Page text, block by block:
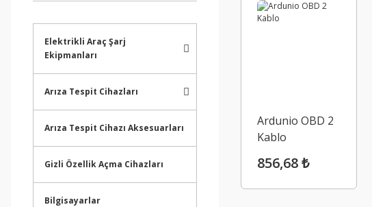
Elektrikli Araç Şarj
Ekipmanları
Arıza Tespit Cihazları
Arıza Tespit Cihazı Aksesuarları
Gizli Özellik Açma Cihazları
Bilgisayarlar
Ardunio OBD 2
Kablo
856,68 ₺